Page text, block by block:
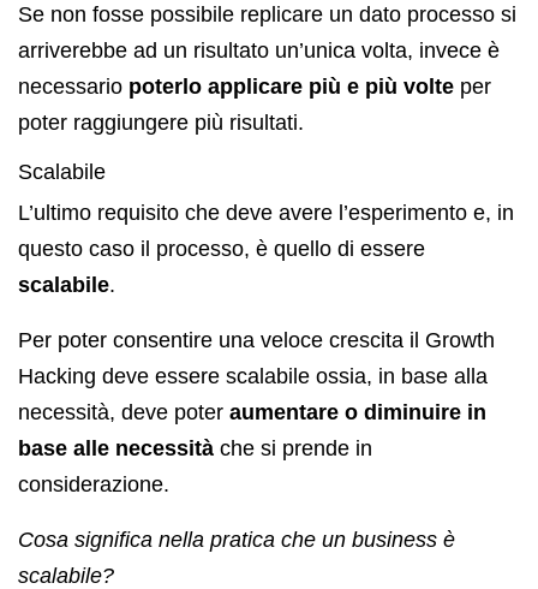
Se non fosse possibile replicare un dato processo si
arriverebbe ad un risultato un’unica volta, invece è
necessario poterlo applicare più e più volte per
poter raggiungere più risultati.
Scalabile
L’ultimo requisito che deve avere l’esperimento e, in
questo caso il processo, è quello di essere
scalabile.
Per poter consentire una veloce crescita il Growth
Hacking deve essere scalabile ossia, in base alla
necessità, deve poter aumentare o diminuire in
base alle necessità che si prende in
considerazione.
Cosa significa nella pratica che un business è
scalabile?